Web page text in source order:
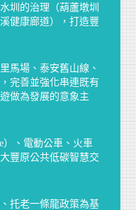
圳的治理（葫蘆墩圳
健康廊道），打造豐
馬場、泰安舊山線、
完善並強化串連既有
做為發展的意象主
）、電動公車、火車
豐原公共低碳智慧交
托老一條龍政策為基